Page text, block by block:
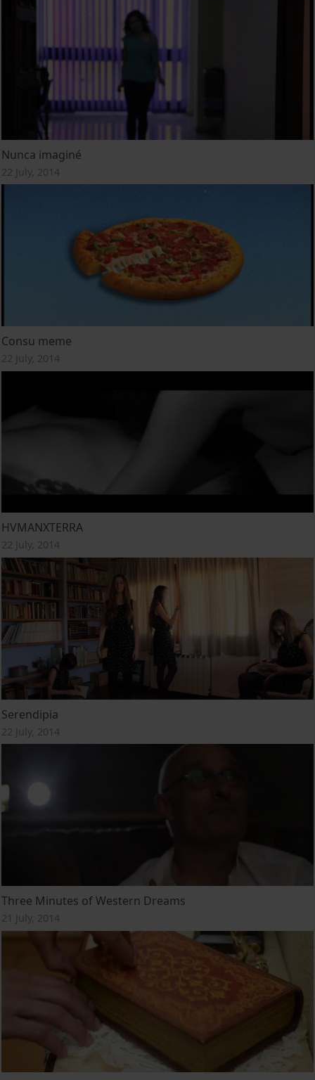
Nunca imaginé
22 July, 2014
Consu meme
22 July, 2014
HVMANXTERRA
22 July, 2014
Serendipia
22 July, 2014
Three Minutes of Western Dreams
21 July, 2014